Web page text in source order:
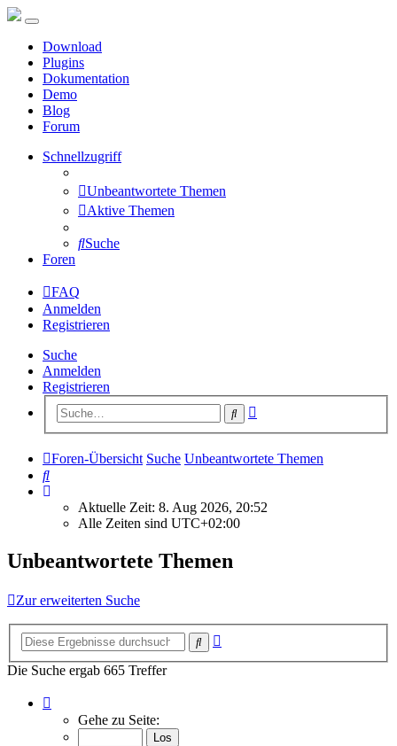
Download
Plugins
Dokumentation
Demo
Blog
Forum
Schnellzugriff
Unbeantwortete Themen
Aktive Themen
Suche
Foren
FAQ
Anmelden
Registrieren
Suche
Anmelden
Registrieren
Suche
Foren-Übersicht Suche Unbeantwortete Themen
Suche
Aktuelle Zeit: 8. Aug 2026, 20:52
Alle Zeiten sind UTC+02:00
Unbeantwortete Themen
Zur erweiterten Suche
Suche
Die Suche ergab 665 Treffer
von
Gehe zu Seite: